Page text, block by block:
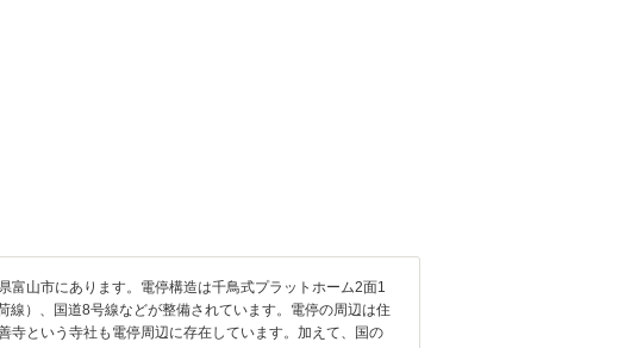
富山市にあります。電停構造は千鳥式プラットホーム2面1
）、国道8号線などが整備されています。電停の周辺は住
寺という寺社も電停周辺に存在しています。加えて、国の